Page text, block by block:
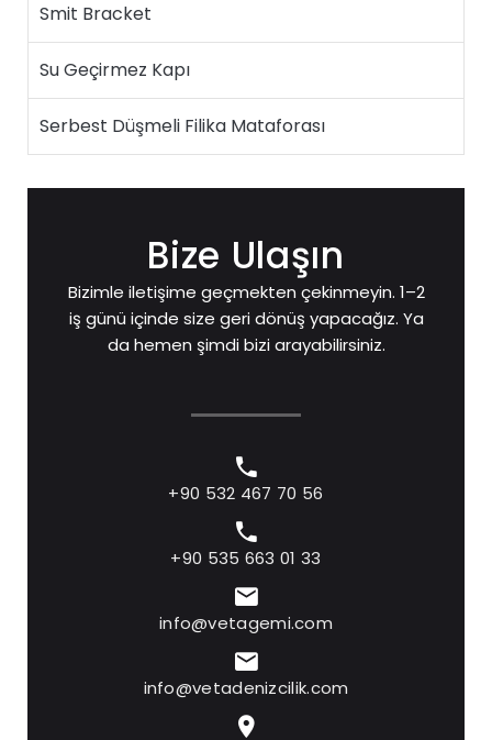
Smit Bracket
Su Geçirmez Kapı
Serbest Düşmeli Filika Mataforası
Bize Ulaşın
Bizimle iletişime geçmekten çekinmeyin. 1–2
iş günü içinde size geri dönüş yapacağız. Ya
da hemen şimdi bizi arayabilirsiniz.
+90 532 467 70 56
+90 535 663 01 33
info@vetagemi.com
info@vetadenizcilik.com